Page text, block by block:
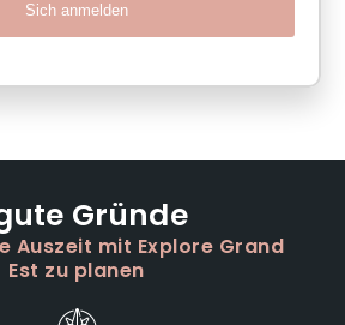
Sich anmelden
Gründe
Auszeit mit Explore Grand
Est zu planen